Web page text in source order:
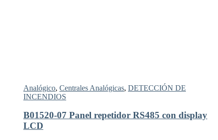
Analógico, Centrales Analógicas, DETECCIÓN DE
INCENDIOS
B01520-07 Panel repetidor RS485 con display
LCD